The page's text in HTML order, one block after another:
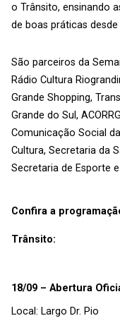
o Trânsito, ensinando
de boas práticas
São parceiros da
Rádio Cultura
Grande Shopping,
Grande do Sul,
Comunicação Social
Cultura, Secretaria da
Secretaria de Esporte e
Confira a
Trânsito:
18/09 – Abertura
Local: Largo Dr. Pio